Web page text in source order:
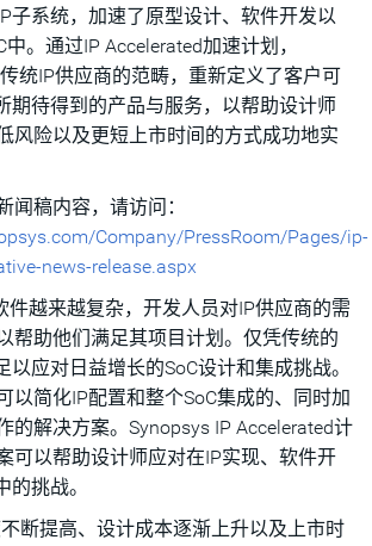
子系统，加速了原型设计、软件开发以
。通过IP Accelerated加速计划，
统IP供应商的范畴，重新定义了客户可
期待得到的产品与服务，以帮助设计师
风险以及更短上市时间的方式成功地实
闻稿内容，请访问：
Company/PressRoom/Pages/ip-
news-release.aspx
件越来越复杂，开发人员对IP供应商的需
帮助他们满足其项目计划。仅凭传统的
以应对日益增长的SoC设计和集成挑战。
以简化IP配置和整个SoC集成的、同时加
的解决方案。Synopsys IP Accelerated计
可以帮助设计师应对在IP实现、软件开
挑战。
断提高、设计成本逐渐上升以及上市时